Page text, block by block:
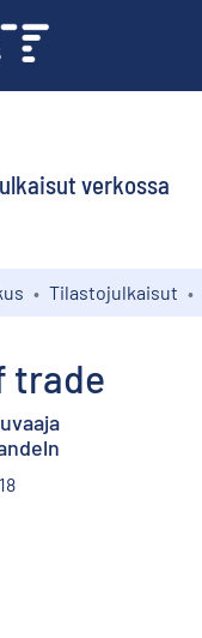
verkossa
Tilastojulkaisut
trade